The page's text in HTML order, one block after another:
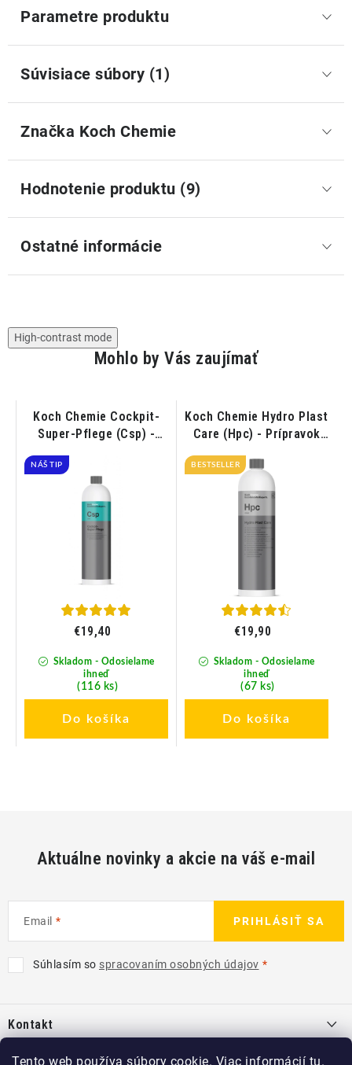
Tento web používa súbory cookie. Viac informácií tu.
Parametre produktu
Súvisiace súbory (1)
Značka Koch Chemie
Hodnotenie produktu (9)
Ostatné informácie
High-contrast mode
Mohlo by Vás zaujímať
Koch Chemie Cockpit-
Super-Pflege (Csp) -
dielov v interiéri 1L
NÁŠ TIP
Skladom - Odosielame
ihneď
(116 ks)
€19,40
Do košíka
Koch Chemie Hydro Plast
Care (Hpc) - Prípravok
BESTSELLER
Skladom - Odosielame
ihneď
(67 ks)
€19,90
Do košíka
Aktuálne novinky a akcie na váš e-mail
Email
Súhlasím so spracovaním osobných údajov
PRIHLÁSIŤ SA
pKontakt
info @ kcshop.sk